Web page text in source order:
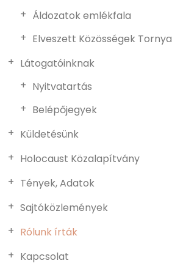
Áldozatok emlékfala
Elveszett Közösségek Tornya
Látogatóinknak
Nyitvatartás
Belépőjegyek
Küldetésünk
Holocaust Közalapítvány
Tények, Adatok
Sajtóközlemények
Rólunk írták
Kapcsolat